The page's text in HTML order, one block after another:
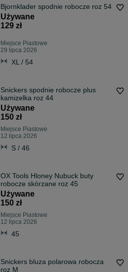
Bjornklader spodnie robocze roz 54
Używane
129 zł
Miejsce Piastowe
29 lipca 2026
XL / 54
Snickers spodnie robocze plus
kamizelka roz 44
Używane
150 zł
Miejsce Piastowe
12 lipca 2026
S / 46
OX Tools Hloney Nubuck buty
robocze skórzane roz 45
Używane
150 zł
Miejsce Piastowe
12 lipca 2026
45
Snickers bluza polarowa robocza
roz M